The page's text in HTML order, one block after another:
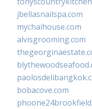
jbellasnailspa.com
mychaihouse.com
alvisgrooming.com
bobacove.com